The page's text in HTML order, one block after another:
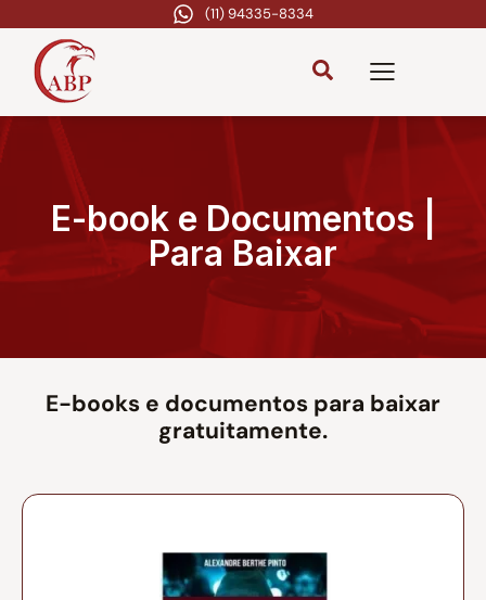
(11) 94335-8334
E-book e Documentos |
Para Baixar
E-books e documentos para baixar
gratuitamente.